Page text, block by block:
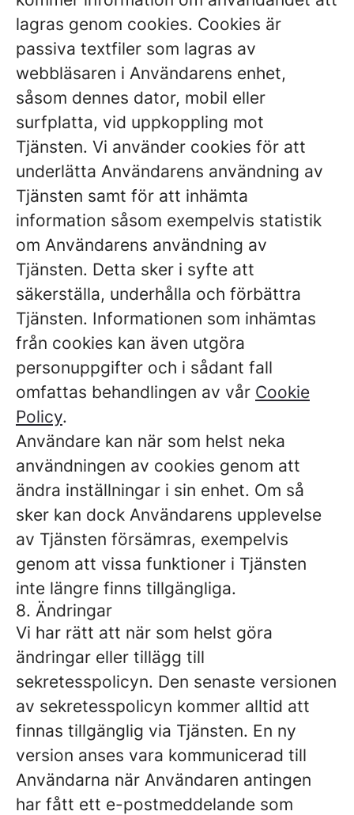
lagras genom cookies. Cookies är
passiva textfiler som lagras av
webbläsaren i Användarens enhet,
såsom dennes dator, mobil eller
surfplatta, vid uppkoppling mot
Tjänsten. Vi använder cookies för att
underlätta Användarens användning av
Tjänsten samt för att inhämta
information såsom exempelvis statistik
om Användarens användning av
Tjänsten. Detta sker i syfte att
säkerställa, underhålla och förbättra
Tjänsten. Informationen som inhämtas
från cookies kan även utgöra
personuppgifter och i sådant fall
omfattas behandlingen av vår Cookie
Policy.
Användare kan när som helst neka
användningen av cookies genom att
ändra inställningar i sin enhet. Om så
sker kan dock Användarens upplevelse
av Tjänsten försämras, exempelvis
genom att vissa funktioner i Tjänsten
inte längre finns tillgängliga.
8. Ändringar
Vi har rätt att när som helst göra
ändringar eller tillägg till
sekretesspolicyn. Den senaste versionen
av sekretesspolicyn kommer alltid att
finnas tillgänglig via Tjänsten. En ny
version anses vara kommunicerad till
Användarna när Användaren antingen
har fått ett e-postmeddelande som